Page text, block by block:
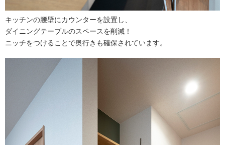
キッチンの腰壁にカウンターを設置し、
ダイニングテーブルのスペースを削減！
ニッチをつけることで奥行きも確保されています。